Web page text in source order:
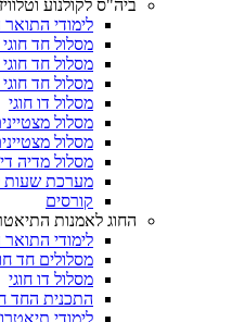
ביה"ס לקולנוע
לימודי
מסלול חד חוגי
מסלול חד
מסלול חד
מסלול דו חוגי
מסלול
מסלול
מסלול מדיה
מערכת שעות
קורסים
החוג לאמנות
לימודי
מסלולים חד
מסלול דו חוגי
התכנית החד
לימודי